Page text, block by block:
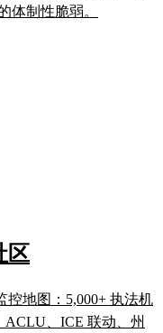
体制性脆弱。
区
控地图：5,000+ 执法机
ACLU、ICE 联动、州